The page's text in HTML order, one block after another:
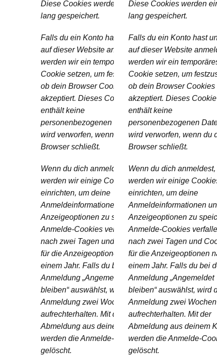
Diese Cookies werden ein Jahr
lang gespeichert.
Falls du ein Konto hast und dich
auf dieser Website anmeldest,
werden wir ein temporäres
Cookie setzen, um festzustellen,
ob dein Browser Cookies
akzeptiert. Dieses Cookie
enthält keine
personenbezogenen Daten und
wird verworfen, wenn du deinen
Browser schließt.
Wenn du dich anmeldest,
werden wir einige Cookies
einrichten, um deine
Anmeldeinformationen und
Anzeigeoptionen zu speichern.
Anmelde-Cookies verfallen
nach zwei Tagen und Cookies
für die Anzeigeoptionen nach
einem Jahr. Falls du bei der
Anmeldung „Angemeldet
bleiben“ auswählst, wird deine
Anmeldung zwei Wochen lang
aufrechterhalten. Mit der
Abmeldung aus deinem Konto
werden die Anmelde-Cookies
gelöscht.
Diese Cookies werden
lang gespeichert.
Falls du ein Konto hast
auf dieser Website
werden wir ein
Cookie setzen, um
ob dein Browser Cookies
akzeptiert. Dieses Cookie
enthält keine
personenbezogenen
wird verworfen, wenn du
Browser schließt.
Wenn du dich anmeldest,
werden wir einige
einrichten, um deine
Anmeldeinformationen
Anzeigeoptionen zu
Anmelde-Cookies
nach zwei Tagen und
für die Anzeigeoptionen
einem Jahr. Falls du bei
Anmeldung „Angemeldet
bleiben“ auswählst, wird
Anmeldung zwei
aufrechterhalten. Mit der
Abmeldung aus deinem
werden die Anmelde-
gelöscht.